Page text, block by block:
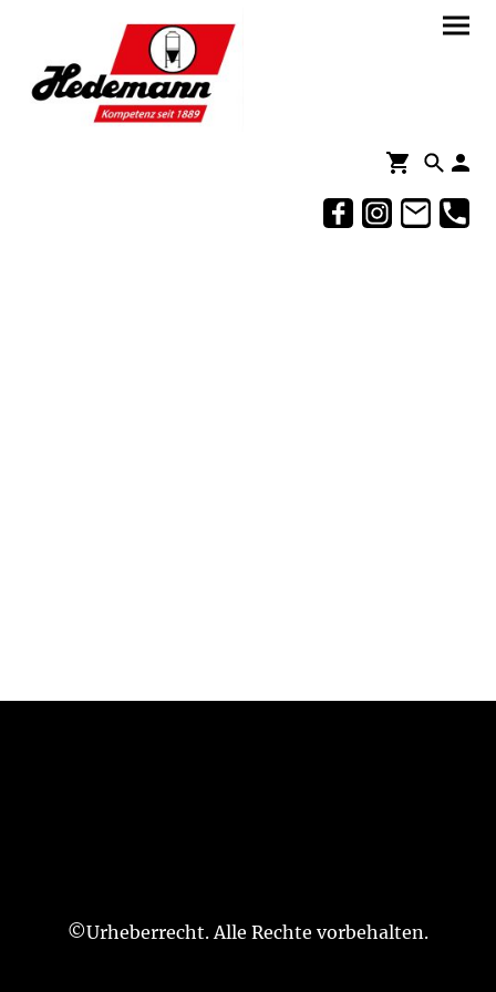
©Urheberrecht. Alle Rechte vorbehalten.